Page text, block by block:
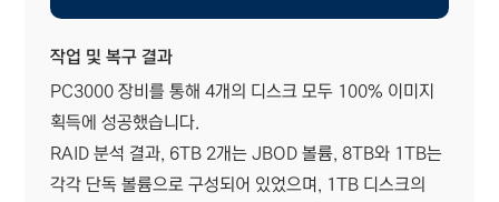
작업 및 복구 결과
PC3000 장비를 통해 4개의 디스크 모두 100% 이미지
획득에 성공했습니다.
RAID 분석 결과, 6TB 2개는 JBOD 볼륨, 8TB와 1TB는
각각 단독 볼륨으로 구성되어 있었으며, 1TB 디스크의